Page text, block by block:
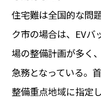
LIFE STYLE
BUSINESS
ビジネス・キャリア
INFOS PRATIQUES
住宅難は全国的な問
ク市の場合は、EVバ
場の整備計画が多く
急務となっている。
整備重点地域に指定